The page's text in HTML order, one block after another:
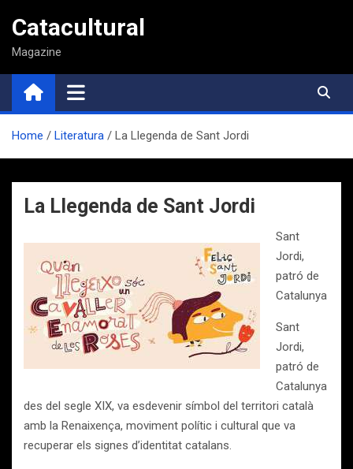
contenido
Catacultural
Magazine
Home Literatura La Llegenda de Sant Jordi
La Llegenda de Sant Jordi
Sant
Jordi,
patró de
Catalunya
Sant
Jordi,
patró de
Catalunya
des del segle XIX, va esdevenir símbol del territori català
amb la Renaixença, moviment polític i cultural que va
recuperar els signes d’identitat catalans.